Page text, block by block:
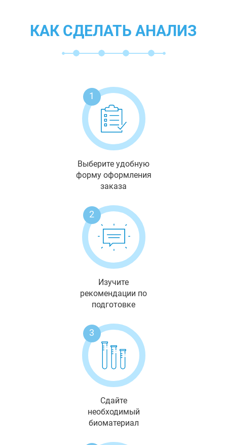
КАК СДЕЛАТЬ АНАЛИЗ
1
Выберите удобную
форму оформления
заказа
2
Изучите
рекомендации по
подготовке
3
Сдайте
необходимый
биоматериал